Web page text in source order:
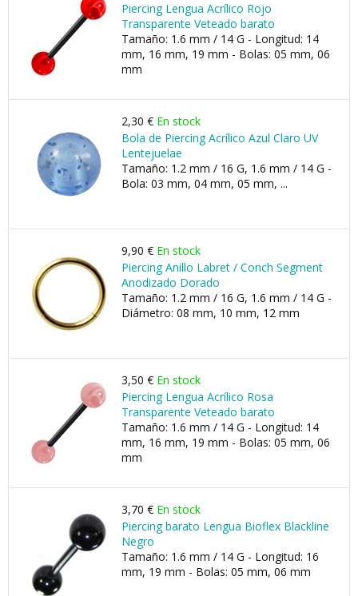
Piercing Lengua Acrílico Rojo
Transparente Veteado barato
Tamaño: 1.6 mm / 14 G - Longitud: 14
mm, 16 mm, 19 mm - Bolas: 05 mm, 06
mm
2,30 € En stock
Bola de Piercing Acrílico Azul Claro UV
Lentejuelae
Tamaño: 1.2 mm / 16 G, 1.6 mm / 14 G -
Bola: 03 mm, 04 mm, 05 mm, ...
9,90 € En stock
Piercing Anillo Labret / Conch Segment
Anodizado Dorado
Tamaño: 1.2 mm / 16 G, 1.6 mm / 14 G -
Diámetro: 08 mm, 10 mm, 12 mm
3,50 € En stock
Piercing Lengua Acrílico Rosa
Transparente Veteado barato
Tamaño: 1.6 mm / 14 G - Longitud: 14
mm, 16 mm, 19 mm - Bolas: 05 mm, 06
mm
3,70 € En stock
Piercing barato Lengua Bioflex Blackline
Negro
Tamaño: 1.6 mm / 14 G - Longitud: 16
mm, 19 mm - Bolas: 05 mm, 06 mm